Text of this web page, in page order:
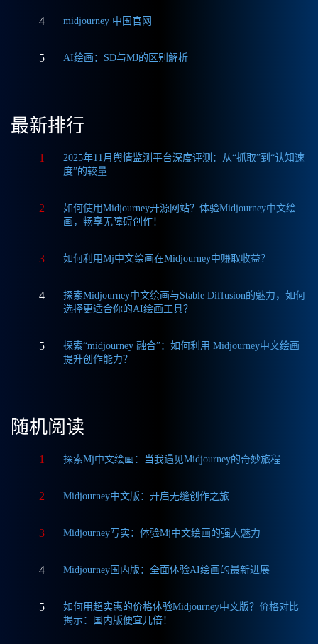
4 midjourney 中国官网
5 AI绘画：SD与MJ的区别解析
最新排行
1
2025年11月舆情监测平台深度评测：从“抓取”到“认知速
度”的较量
2
如何使用Midjourney开源网站？体验Midjourney中文绘
画，畅享无障碍创作！
3 如何利用Mj中文绘画在Midjourney中赚取收益？
4
探索Midjourney中文绘画与Stable Diffusion的魅力，如何
选择更适合你的AI绘画工具？
5
探索“midjourney 融合”：如何利用 Midjourney中文绘画
提升创作能力？
随机阅读
1 探索Mj中文绘画：当我遇见Midjourney的奇妙旅程
2 Midjourney中文版：开启无缝创作之旅
3 Midjourney写实：体验Mj中文绘画的强大魅力
4 Midjourney国内版：全面体验AI绘画的最新进展
5
如何用超实惠的价格体验Midjourney中文版？价格对比
揭示：国内版便宜几倍！